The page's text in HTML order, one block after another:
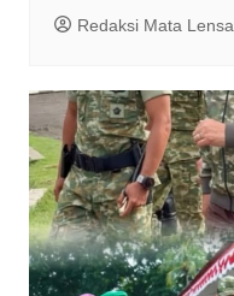
Redaksi Mata Lensa